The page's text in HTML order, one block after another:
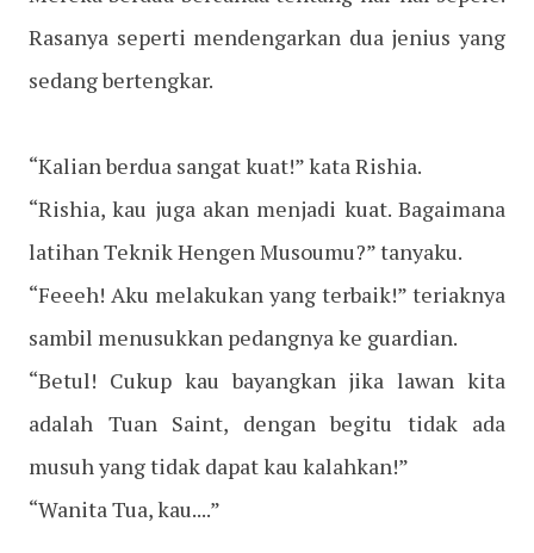
Rasanya seperti mendengarkan dua jenius yang
sedang bertengkar.
“Kalian berdua sangat kuat!” kata Rishia.
“Rishia, kau juga akan menjadi kuat. Bagaimana
latihan Teknik Hengen Musoumu?” tanyaku.
“Feeeh! Aku melakukan yang terbaik!” teriaknya
sambil menusukkan pedangnya ke guardian.
“Betul! Cukup kau bayangkan jika lawan kita
adalah Tuan Saint, dengan begitu tidak ada
musuh yang tidak dapat kau kalahkan!”
“Wanita Tua, kau....”